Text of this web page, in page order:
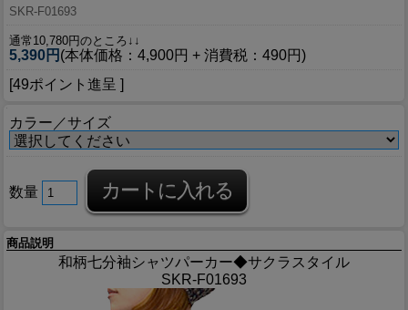
SKR-F01693
通常10,780円のところ↓↓
5,390円 (本体価格：4,900円 + 消費税：490円)
[49ポイント進呈 ]
カラー／サイズ
数量
商品説明
和柄七分袖シャツパーカー◆サクラスタイル
SKR-F01693